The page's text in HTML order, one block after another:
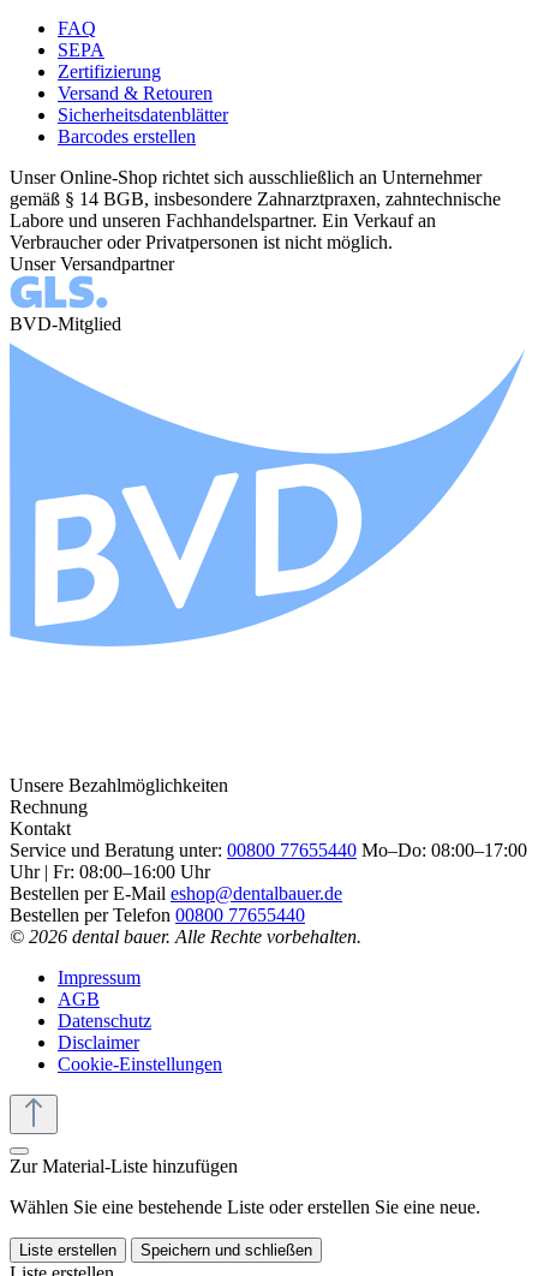
FAQ
SEPA
Zertifizierung
Versand & Retouren
Sicherheitsdatenblätter
Barcodes erstellen
Unser Online-Shop richtet sich ausschließlich an Unternehmer
gemäß § 14 BGB, insbesondere Zahnarztpraxen, zahntechnische
Labore und unseren Fachhandelspartner. Ein Verkauf an
Verbraucher oder Privatpersonen ist nicht möglich.
Unser Versandpartner
BVD-Mitglied
Unsere Bezahlmöglichkeiten
Rechnung
Kontakt
Service und Beratung unter: 00800 77655440 Mo–Do: 08:00–17:00
Uhr | Fr: 08:00–16:00 Uhr
Bestellen per E-Mail eshop@dentalbauer.de
Bestellen per Telefon 00800 77655440
© 2026 dental bauer. Alle Rechte vorbehalten.
Impressum
AGB
Datenschutz
Disclaimer
Cookie-Einstellungen
Zur Material-Liste hinzufügen
Wählen Sie eine bestehende Liste oder erstellen Sie eine neue.
Liste erstellen Speichern und schließen